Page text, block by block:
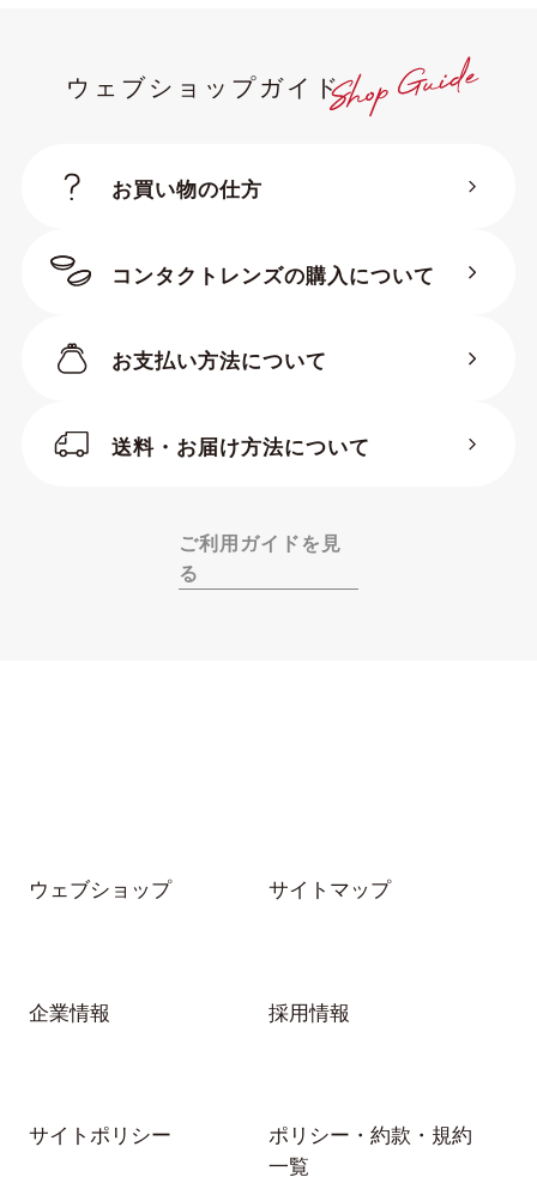
ウェブショップガイド
お買い物の仕方
コンタクトレンズの購入について
お支払い方法について
送料・お届け方法について
ご利用ガイドを見
る
ウェブショップ サイトマップ
企業情報 採用情報
サイトポリシー
ポリシー・約款・規約
一覧